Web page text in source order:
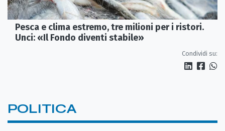
Pesca e clima estremo, tre milioni per i ristori.
Unci: «Il Fondo diventi stabile»
Condividi su:
POLITICA